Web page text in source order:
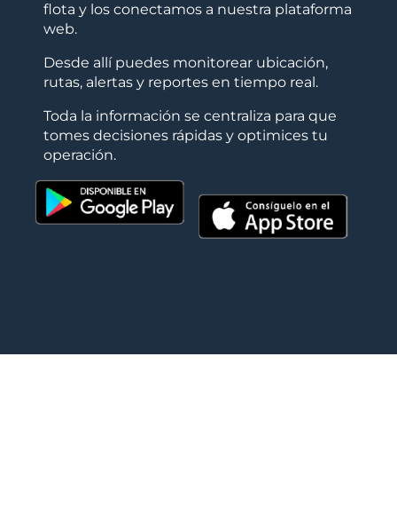
flota y los conectamos a nuestra plataforma
web.
Desde allí puedes monitorear ubicación,
rutas, alertas y reportes en tiempo real.
Toda la información se centraliza para que
tomes decisiones rápidas y optimices tu
operación.